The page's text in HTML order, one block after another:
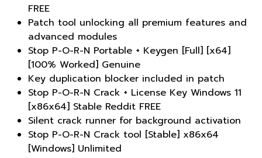
FREE
Patch tool unlocking all premium features and
advanced modules
Stop P-O-R-N Portable + Keygen [Full] [x64]
[100% Worked] Genuine
Key duplication blocker included in patch
Stop P-O-R-N Crack + License Key Windows 11
[x86x64] Stable Reddit FREE
Silent crack runner for background activation
Stop P-O-R-N Crack tool [Stable] x86x64
[Windows] Unlimited